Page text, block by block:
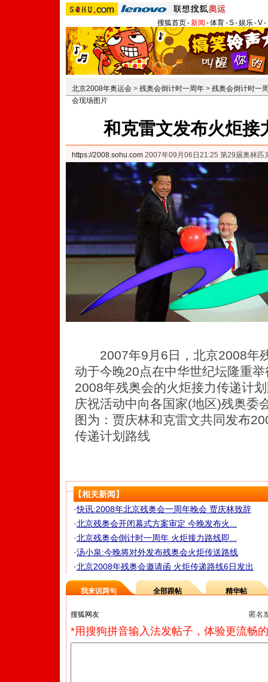
搜狐首页-新闻 -体育-S-娱乐-V-
北京2008年奥运会 > 残奥会倒计时一周年 > 残奥会倒计时一
会现场图片
和克雷文发布火炬接
https://2008.sohu.com 2007年09月06日21:25 第29届奥林匹
2007年9月6日，北京2008年
动于今晚20点在中华世纪坛隆重
2008年残奥会的火炬接力传递计
庆祝活动中向各国家(地区)残奥委
图为：贾庆林和克雷文共同发布
传递计划路线
【相关新闻】
·快讯:2008年北京残奥会一周年晚会 贾庆林致辞
·北京残奥会开闭幕式方案审定 今晚发布火...
·北京残奥会倒计时一周年 火炬接力路线即...
·汤小泉:今晚将对外发布残奥会火炬传送路线
·北京2008年残奥会邀请函 火炬传递路线6日发出
我来说两句 全部跟帖 精华帖
匿名
*用搜狗拼音输入法发帖子，体验更流畅